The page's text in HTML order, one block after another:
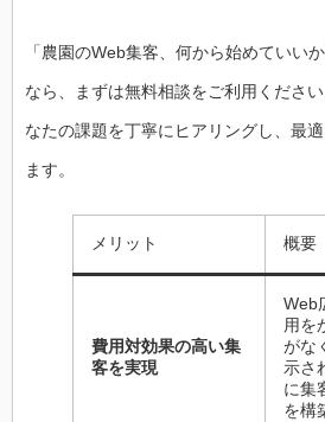
「農園のWeb集客、何から始めていい
なら、まずは無料相談をご利用くださ
なたの課題を丁寧にヒアリングし、最
ます。
メリット 概要
費用対効果の高い集
客を実現
Web
用を
がな
示さ
に集
を構